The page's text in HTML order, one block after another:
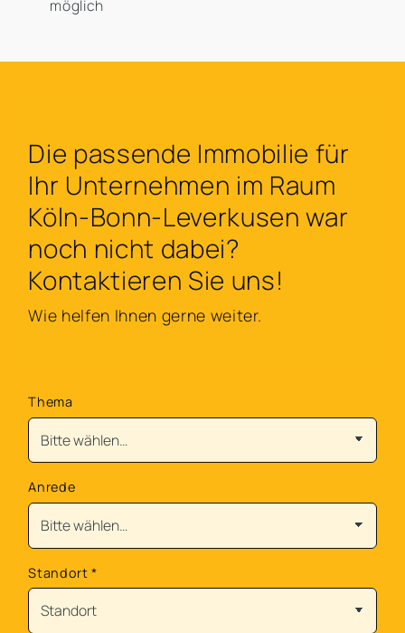
möglich
Die passende Immobilie für
Ihr Unternehmen im Raum
Köln-Bonn-Leverkusen war
noch nicht dabei?
Kontaktieren Sie uns!
Wie helfen Ihnen gerne weiter.
Thema
Anrede
Standort*